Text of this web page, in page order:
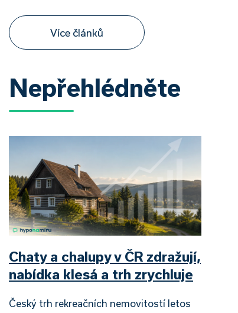
Více článků
Nepřehlédněte
Chaty a chalupy v ČR zdražují,
nabídka klesá a trh zrychluje
Český trh rekreačních nemovitostí letos